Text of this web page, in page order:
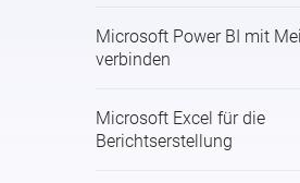
Microsoft Power BI mit
verbinden
Microsoft Excel für die
Berichtserstellung